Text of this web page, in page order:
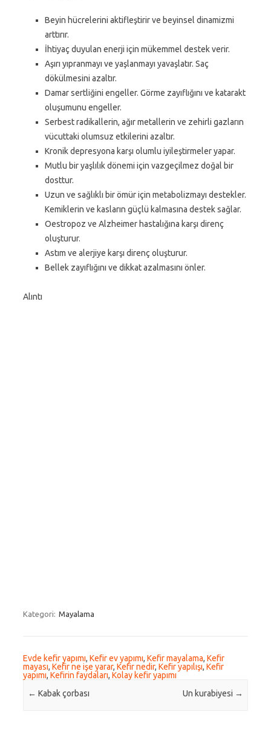
Beyin hücrelerini aktifleştirir ve beyinsel dinamizmi
arttırır.
İhtiyaç duyulan enerji için mükemmel destek verir.
Aşırı yıpranmayı ve yaşlanmayı yavaşlatır. Saç
dökülmesini azaltır.
Damar sertliğini engeller. Görme zayıflığını ve katarakt
oluşumunu engeller.
Serbest radikallerin, ağır metallerin ve zehirli gazların
vücuttaki olumsuz etkilerini azaltır.
Kronik depresyona karşı olumlu iyileştirmeler yapar.
Mutlu bir yaşlılık dönemi için vazgeçilmez doğal bir
dosttur.
Uzun ve sağlıklı bir ömür için metabolizmayı destekler.
Kemiklerin ve kasların güçlü kalmasına destek sağlar.
Oestropoz ve Alzheimer hastalığına karşı direnç
oluşturur.
Astım ve alerjiye karşı direnç oluşturur.
Bellek zayıflığını ve dikkat azalmasını önler.
Alıntı
Kategori: Mayalama
Evde kefir yapımı, Kefir ev yapımı, Kefir mayalama, Kefir
mayası, Kefir ne işe yarar, Kefir nedir, Kefir yapılışı, Kefir
yapımı, Kefirin faydaları, Kolay kefir yapımı
Post navigation
← Kabak çorbası Un kurabiyesi →